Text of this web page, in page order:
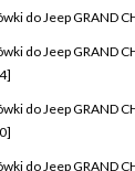
do Jeep GRAND
do Jeep GRAND
do Jeep GRAND
do Jeep GRAND